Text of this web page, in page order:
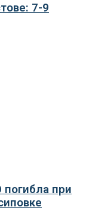
7-9
при